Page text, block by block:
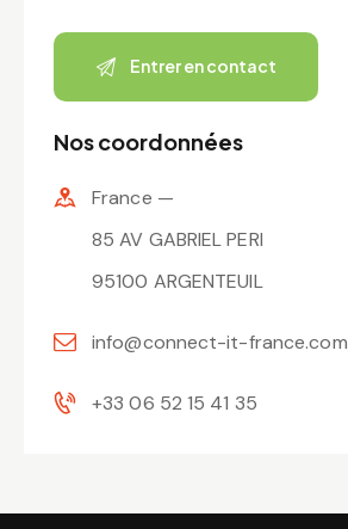
Nos coordonnées
France —
85 AV GABRIEL PERI
95100 ARGENTEUIL
info@connect-it-france.com
+33 06 52 15 41 35